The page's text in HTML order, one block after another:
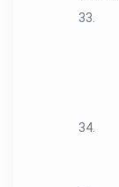
33.
34.